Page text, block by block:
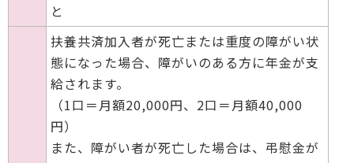
と
扶養共済加入者が死亡または重度の障がい状
態になった場合、障がいのある方に年金が支
給されます。
（1口＝月額20,000円、2口＝月額40,000
円）
また、障がい者が死亡した場合は、弔慰金が